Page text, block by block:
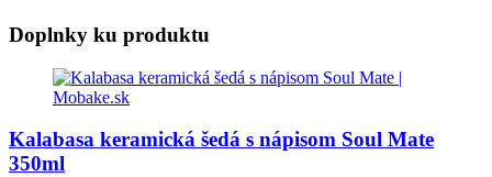
Doplnky ku produktu
Kalabasa keramická šedá s nápisom Soul Mate
350ml